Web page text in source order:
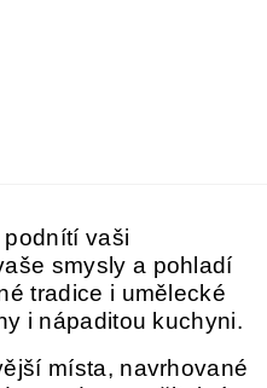
vaši
smysly a pohladí
tradice i umělecké
i nápaditou kuchyni.
místa, navrhované